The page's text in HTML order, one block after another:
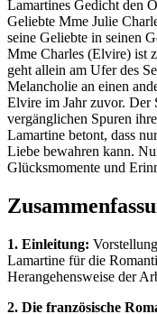
Lamartines Gedicht den
Geliebte Mme Julie
seine Geliebte in seinen
Mme Charles (Elvire) ist
geht allein am Ufer des
Melancholie an einen
Elvire im Jahr zuvor. Der
vergänglichen Spuren
Lamartine betont, dass
Liebe bewahren kann.
Glücksmomente und
1. Einleitung:
Lamartine für die
Herangehensweise der
2. Die französische